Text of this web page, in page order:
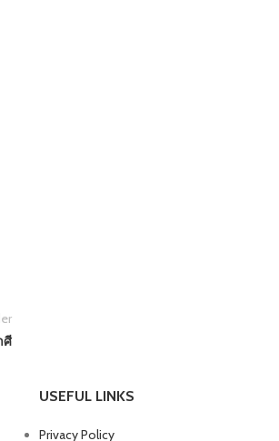
ศี
USEFUL LINKS
Privacy Policy